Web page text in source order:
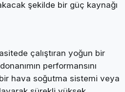
şekilde bir güç kaynağı
çalıştıran yoğun bir
performansını
hava soğutma sistemi veya